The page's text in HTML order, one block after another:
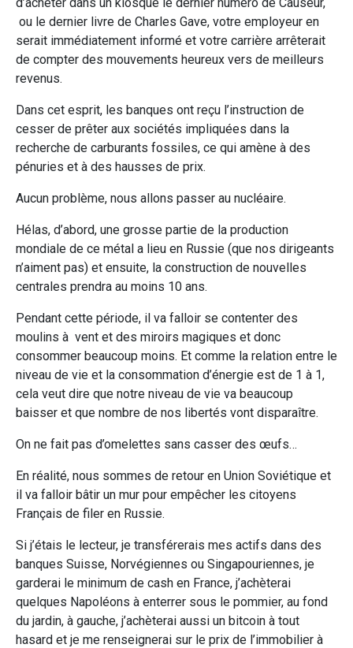
ou le dernier livre de Charles Gave, votre employeur en
serait immédiatement informé et votre carrière arrêterait
de compter des mouvements heureux vers de meilleurs
revenus.
Dans cet esprit, les banques ont reçu l’instruction de
cesser de prêter aux sociétés impliquées dans la
recherche de carburants fossiles, ce qui amène à des
pénuries et à des hausses de prix.
Aucun problème, nous allons passer au nucléaire.
Hélas, d’abord, une grosse partie de la production
mondiale de ce métal a lieu en Russie (que nos dirigeants
n’aiment pas) et ensuite, la construction de nouvelles
centrales prendra au moins 10 ans.
Pendant cette période, il va falloir se contenter des
moulins à vent et des miroirs magiques et donc
consommer beaucoup moins. Et comme la relation entre le
niveau de vie et la consommation d’énergie est de 1 à 1,
cela veut dire que notre niveau de vie va beaucoup
baisser et que nombre de nos libertés vont disparaître.
On ne fait pas d’omelettes sans casser des œufs…
En réalité, nous sommes de retour en Union Soviétique et
il va falloir bâtir un mur pour empêcher les citoyens
Français de filer en Russie.
Si j’étais le lecteur, je transférerais mes actifs dans des
banques Suisse, Norvégiennes ou Singapouriennes, je
garderai le minimum de cash en France, j’achèterai
quelques Napoléons à enterrer sous le pommier, au fond
du jardin, à gauche, j’achèterai aussi un bitcoin à tout
hasard et je me renseignerai sur le prix de l’immobilier à